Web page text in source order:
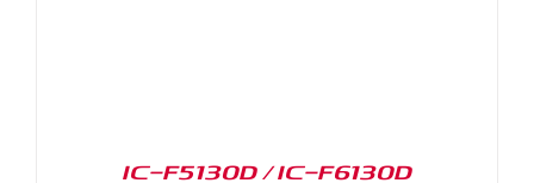
IC-F5130D / IC-F6130D